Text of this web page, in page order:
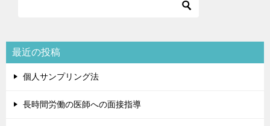
最近の投稿
個人サンプリング法
長時間労働の医師への面接指導